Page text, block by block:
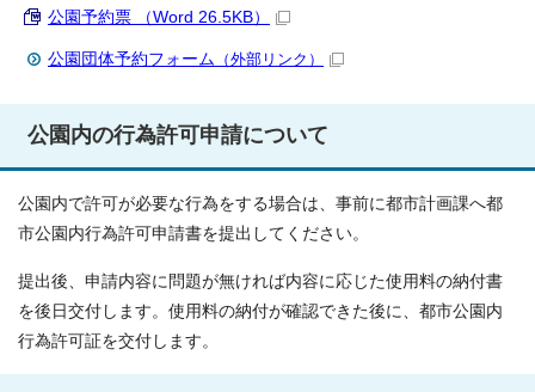
公園予約票 （Word 26.5KB）
公園団体予約フォーム （外部リンク）
公園内の行為許可申請について
公園内で許可が必要な行為をする場合は、事前に都市計画課へ都
市公園内行為許可申請書を提出してください。
提出後、申請内容に問題が無ければ内容に応じた使用料の納付書
を後日交付します。使用料の納付が確認できた後に、都市公園内
行為許可証を交付します。